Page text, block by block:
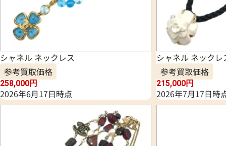
シャネル ネックレス
参考買取価格
258,000円
2026年6月17日時点
シャネル ネックレ
参考買取価格
215,000円
2026年7月17日時